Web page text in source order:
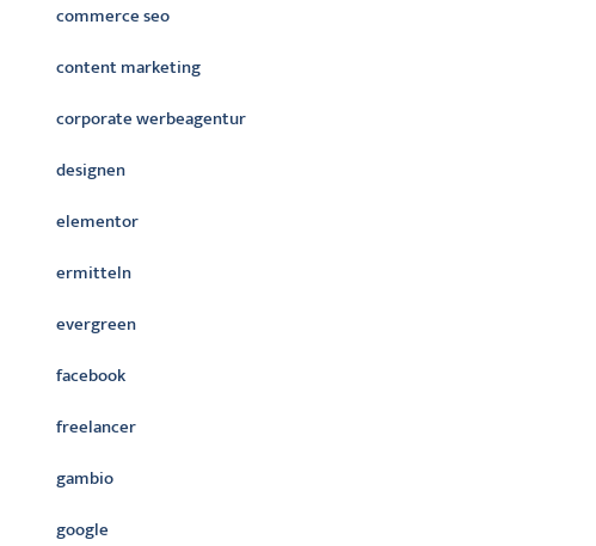
commerce seo
content marketing
corporate werbeagentur
designen
elementor
ermitteln
evergreen
facebook
freelancer
gambio
google